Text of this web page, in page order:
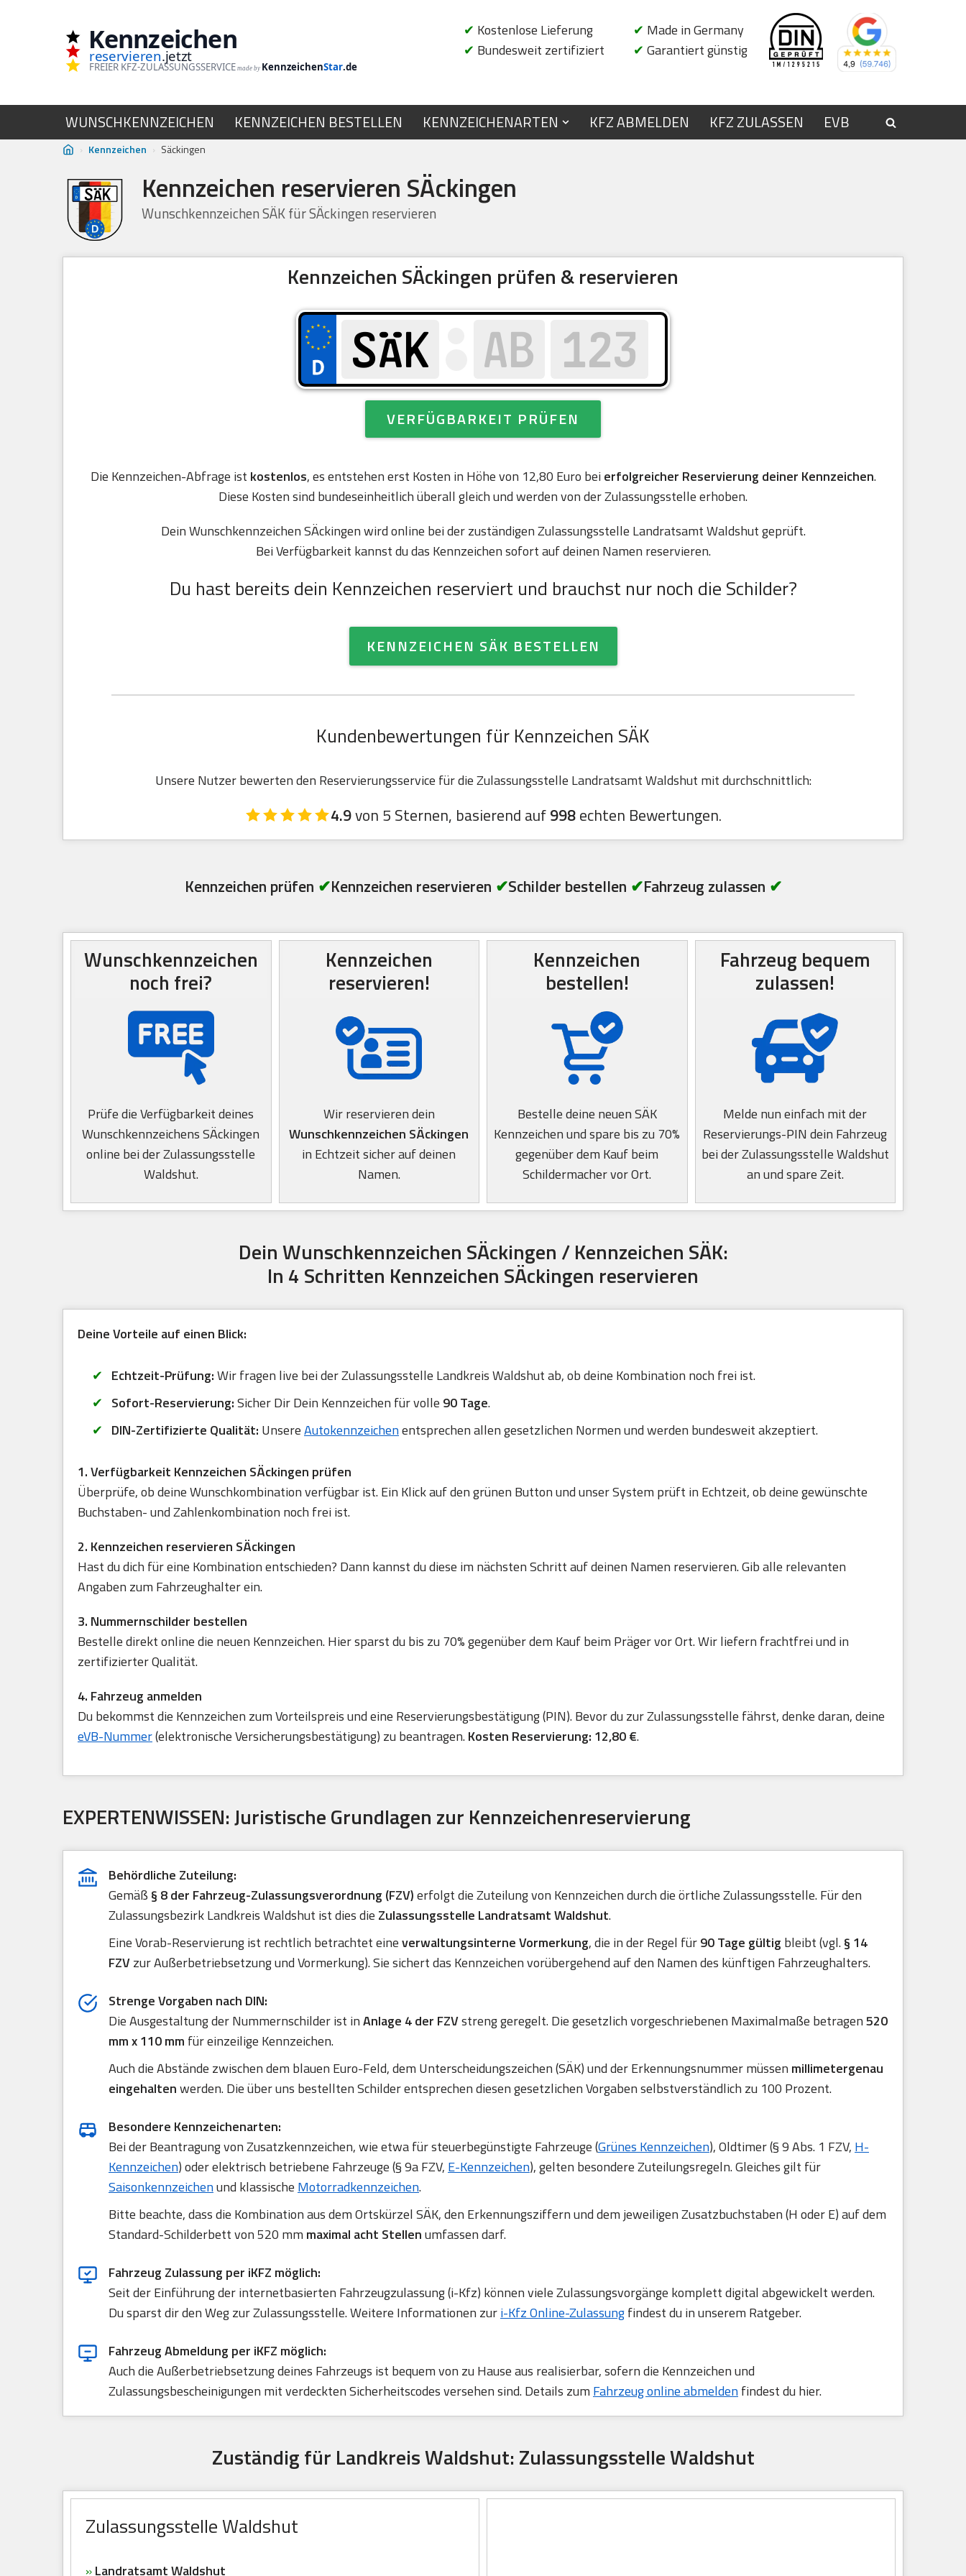
Kennzeichen
reservieren.jetzt
FREIER KFZ-ZULASSUNGSSERVICE made by KennzeichenStar.de
✔ Kostenlose Lieferung
✔ Bundesweit zertifiziert
✔ Made in Germany
✔ Garantiert günstig
WUNSCHKENNZEICHEN KENNZEICHEN BESTELLEN KENNZEICHENARTEN KFZ ABMELDEN KFZ ZULASSEN EVB
› Kennzeichen › Säckingen
Kennzeichen reservieren SÄckingen
Wunschkennzeichen SÄK für SÄckingen reservieren
Kennzeichen SÄckingen prüfen & reservieren
VERFÜGBARKEIT PRÜFEN
Die Kennzeichen-Abfrage ist kostenlos, es entstehen erst Kosten in Höhe von 12,80 Euro beierfolgreicher Reservierung deiner Kennzeichen.
Diese Kosten sind bundeseinheitlich überall gleich und werden von der Zulassungsstelle erhoben.
Dein Wunschkennzeichen SÄckingen wird online bei der zuständigen Zulassungsstelle Landratsamt Waldshut geprüft.
Bei Verfügbarkeit kannst du das Kennzeichen sofort auf deinen Namen reservieren.
Du hast bereits dein Kennzeichen reserviert und brauchst nur noch die Schilder?
KENNZEICHEN SÄK BESTELLEN
Kundenbewertungen für Kennzeichen SÄK
Unsere Nutzer bewerten den Reservierungsservice für die Zulassungsstelle Landratsamt Waldshut mit durchschnittlich:
4.9von 5 Sternen, basierend auf998echten Bewertungen.
Kennzeichen prüfen ✔Kennzeichen reservieren ✔Schilder bestellen ✔Fahrzeug zulassen ✔
Wunschkennzeichen
noch frei?
Prüfe die Verfügbarkeit deines
Wunschkennzeichens SÄckingen
online bei der Zulassungsstelle
Waldshut.
Kennzeichen
reservieren!
Wir reservieren dein
Wunschkennzeichen SÄckingen
in Echtzeit sicher auf deinen
Namen.
Kennzeichen
bestellen!
Bestelle deine neuen SÄK
Kennzeichen und spare bis zu 70%
gegenüber dem Kauf beim
Schildermacher vor Ort.
Fahrzeug bequem
zulassen!
Melde nun einfach mit der
Reservierungs-PIN dein Fahrzeug
bei der Zulassungsstelle Waldshut
an und spare Zeit.
Dein Wunschkennzeichen SÄckingen / Kennzeichen SÄK:
In 4 Schritten Kennzeichen SÄckingen reservieren
Deine Vorteile auf einen Blick:
Echtzeit-Prüfung:Wir fragen live bei der Zulassungsstelle Landkreis Waldshut ab, ob deine Kombination noch frei ist.
Sofort-Reservierung:Sicher Dir Dein Kennzeichen für volle 90 Tage.
DIN-Zertifizierte Qualität: UnsereAutokennzeichenentsprechen allen gesetzlichen Normen und werden bundesweit akzeptiert.
1. Verfügbarkeit Kennzeichen SÄckingen prüfen
Überprüfe, ob deine Wunschkombination verfügbar ist. Ein Klick auf den grünen Button und unser System prüft in Echtzeit, ob deine gewünschte
Buchstaben- und Zahlenkombination noch frei ist.
2. Kennzeichen reservieren SÄckingen
Hast du dich für eine Kombination entschieden? Dann kannst du diese im nächsten Schritt auf deinen Namen reservieren. Gib alle relevanten
Angaben zum Fahrzeughalter ein.
3. Nummernschilder bestellen
Bestelle direkt online die neuen Kennzeichen. Hier sparst du bis zu 70% gegenüber dem Kauf beim Präger vor Ort. Wir liefern frachtfrei und in
zertifizierter Qualität.
4. Fahrzeug anmelden
Du bekommst die Kennzeichen zum Vorteilspreis und eine Reservierungsbestätigung (PIN). Bevor du zur Zulassungsstelle fährst, denke daran, deine
eVB-Nummer(elektronische Versicherungsbestätigung) zu beantragen.Kosten Reservierung: 12,80 €.
EXPERTENWISSEN: Juristische Grundlagen zur Kennzeichenreservierung
Behördliche Zuteilung:
Gemäß § 8 der Fahrzeug-Zulassungsverordnung (FZV)erfolgt die Zuteilung von Kennzeichen durch die örtliche Zulassungsstelle. Für den
Zulassungsbezirk Landkreis Waldshut ist dies die Zulassungsstelle Landratsamt Waldshut.
Eine Vorab-Reservierung ist rechtlich betrachtet eineverwaltungsinterne Vormerkung, die in der Regel für90 Tage gültig bleibt (vgl.§ 14
FZVzur Außerbetriebsetzung und Vormerkung). Sie sichert das Kennzeichen vorübergehend auf den Namen des künftigen Fahrzeughalters.
Strenge Vorgaben nach DIN:
Die Ausgestaltung der Nummernschilder ist inAnlage 4 der FZVstreng geregelt. Die gesetzlich vorgeschriebenen Maximalmaße betragen520
mm x 110 mm für einzeilige Kennzeichen.
Auch die Abstände zwischen dem blauen Euro-Feld, dem Unterscheidungszeichen (SÄK) und der Erkennungsnummer müssen millimetergenau
eingehaltenwerden. Die über uns bestellten Schilder entsprechen diesen gesetzlichen Vorgaben selbstverständlich zu 100 Prozent.
Besondere Kennzeichenarten:
Bei der Beantragung von Zusatzkennzeichen, wie etwa für steuerbegünstigte Fahrzeuge (Grünes Kennzeichen), Oldtimer (§ 9 Abs. 1 FZV, H-
Kennzeichen) oder elektrisch betriebene Fahrzeuge (§ 9a FZV, E-Kennzeichen), gelten besondere Zuteilungsregeln. Gleiches gilt für
Saisonkennzeichenund klassische Motorradkennzeichen.
Bitte beachte, dass die Kombination aus dem Ortskürzel SÄK, den Erkennungsziffern und dem jeweiligen Zusatzbuchstaben (H oder E) auf dem
Standard-Schilderbett von 520 mm maximal acht Stellenumfassen darf.
Fahrzeug Zulassung per iKFZ möglich:
Seit der Einführung der internetbasierten Fahrzeugzulassung (i-Kfz) können viele Zulassungsvorgänge komplett digital abgewickelt werden.
Du sparst dir den Weg zur Zulassungsstelle. Weitere Informationen zuri-Kfz Online-Zulassungfindest du in unserem Ratgeber.
Fahrzeug Abmeldung per iKFZ möglich:
Auch die Außerbetriebsetzung deines Fahrzeugs ist bequem von zu Hause aus realisierbar, sofern die Kennzeichen und
Zulassungsbescheinigungen mit verdeckten Sicherheitscodes versehen sind. Details zum Fahrzeug online abmeldenfindest du hier.
Zuständig für Landkreis Waldshut: Zulassungsstelle Waldshut
Zulassungsstelle Waldshut
»Landratsamt Waldshut